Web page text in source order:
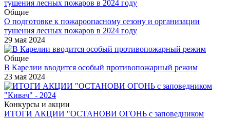
Общие
О подготовке к пожароопасному сезону и организации
тушения лесных пожаров в 2024 году
29 мая 2024
Общие
В Карелии вводится особый противопожарный режим
23 мая 2024
Конкурсы и акции
ИТОГИ АКЦИИ "ОСТАНОВИ ОГОНЬ с заповедником